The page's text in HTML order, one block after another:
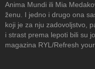
Anima Mundi ili Mia
ženu. I jedno i drugo ona
koji je za nju zadovoljstvo,
i strast prema lepoti bili su
magazina RYL/Refresh